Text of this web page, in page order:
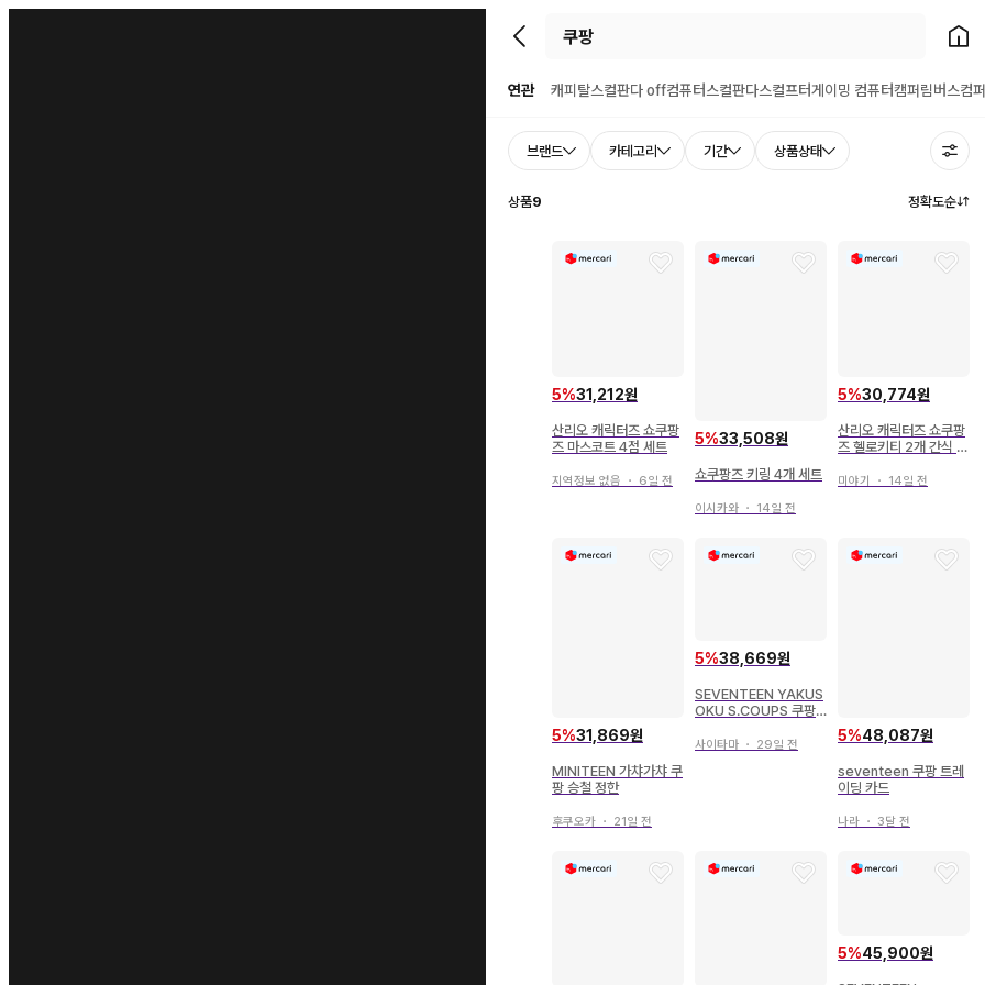
뒤로가기 홈으로
연관 캐피탈스컬판다 off컴퓨터스컬판다스컬프터게이밍 컴퓨터캠퍼림버스컴퍼
브랜드 카테고리 기간 상품상태
상품9 정확도순
5%31,212원
산리오 캐릭터즈 쇼쿠팡
즈 마스코트 4점 세트
지역정보 없음 ・ 6일 전
5%33,508원
쇼쿠팡즈 키링 4개 세트
이시카와 ・ 14일 전
5%30,774원
산리오 캐릭터즈 쇼쿠팡
즈 헬로키티 2개 간식 참
미야기 ・ 14일 전
5%31,869원
MINITEEN 가챠가챠 쿠
팡 승철 정한
후쿠오카 ・ 21일 전
5%38,669원
SEVENTEEN YAKUS
OKU S.COUPS 쿠팡
사이타마 ・ 29일 전
5%48,087원
seventeen 쿠팡 트레
이딩 카드
나라 ・ 3달 전
5%45,900원